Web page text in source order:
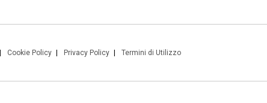
Cookie Policy Privacy Policy Termini di Utilizzo